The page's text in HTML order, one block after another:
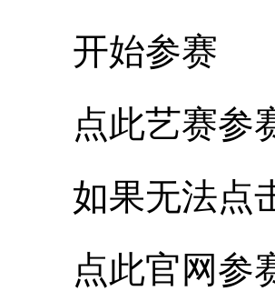
开始参赛
点此艺赛参
如果无法点击
点此官网参